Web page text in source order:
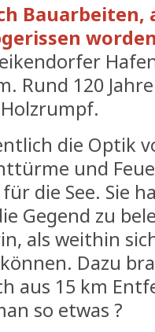
Rund 120
die Optik
und
die See. Sie
Gegend zu
als weithin
Dazu
aus 15 km
so etwas ?